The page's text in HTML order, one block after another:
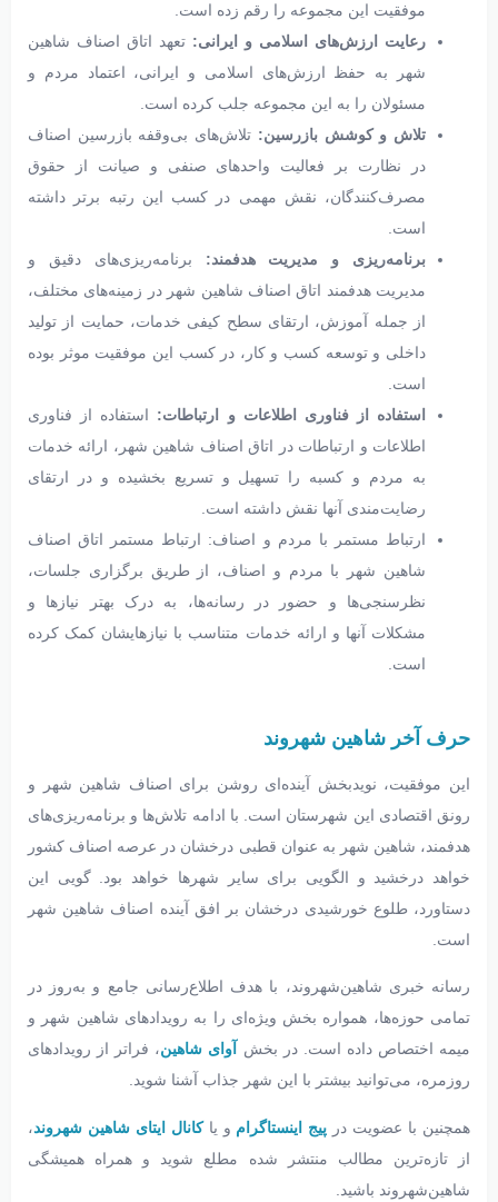
موفقیت این مجموعه را رقم زده است.
رعایت ارزش‌های اسلامی و ایرانی: تعهد اتاق اصناف شاهین
شهر به حفظ ارزش‌های اسلامی و ایرانی، اعتماد مردم و
مسئولان را به این مجموعه جلب کرده است.
تلاش و کوشش بازرسین: تلاش‌های بی‌وقفه بازرسین اصناف
در نظارت بر فعالیت واحدهای صنفی و صیانت از حقوق
مصرف‌کنندگان، نقش مهمی در کسب این رتبه برتر داشته
است.
برنامه‌ریزی و مدیریت هدفمند: برنامه‌ریزی‌های دقیق و
مدیریت هدفمند اتاق اصناف شاهین شهر در زمینه‌های مختلف،
از جمله آموزش، ارتقای سطح کیفی خدمات، حمایت از تولید
داخلی و توسعه کسب و کار، در کسب این موفقیت موثر بوده
است.
استفاده از فناوری اطلاعات و ارتباطات: استفاده از فناوری
اطلاعات و ارتباطات در اتاق اصناف شاهین شهر، ارائه خدمات
به مردم و کسبه را تسهیل و تسریع بخشیده و در ارتقای
رضایت‌مندی آنها نقش داشته است.
ارتباط مستمر با مردم و اصناف: ارتباط مستمر اتاق اصناف
شاهین شهر با مردم و اصناف، از طریق برگزاری جلسات،
نظرسنجی‌ها و حضور در رسانه‌ها، به درک بهتر نیازها و
مشکلات آنها و ارائه خدمات متناسب با نیازهایشان کمک کرده
است.
حرف آخر شاهین شهروند
این موفقیت، نویدبخش آینده‌ای روشن برای اصناف شاهین شهر و
رونق اقتصادی این شهرستان است. با ادامه تلاش‌ها و برنامه‌ریزی‌های
هدفمند، شاهین شهر به عنوان قطبی درخشان در عرصه اصناف کشور
خواهد درخشید و الگویی برای سایر شهرها خواهد بود. گویی این
دستاورد، طلوع خورشیدی درخشان بر افق آینده اصناف شاهین شهر
است.
رسانه خبری شاهین‌شهروند، با هدف اطلاع‌رسانی جامع و به‌روز در
تمامی حوزه‌ها، همواره بخش ویژه‌ای را به رویدادهای شاهین شهر و
میمه اختصاص داده است. در بخش
آوای شاهین، فراتر از رویدادهای
روزمره، می‌توانید بیشتر با این شهر جذاب آشنا شوید.
همچنین با عضویت در پیج اینستاگرام و یاکانال ایتای شاهین شهروند،
از تازه‌ترین مطالب منتشر شده مطلع شوید و همراه همیشگی
شاهین‌شهروند باشید.